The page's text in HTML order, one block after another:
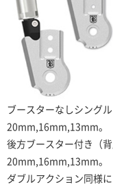
ブースターなしシング
20mm,16mm,13mm。
後方ブースター付き（
20mm,16mm,13mm。
ダブルアクション同様